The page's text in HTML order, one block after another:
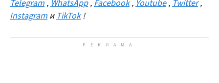
Telegram ,WhatsApp ,Facebook ,Youtube ,Twitter ,
Instagram иTikTok !